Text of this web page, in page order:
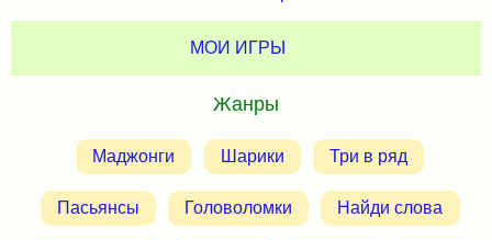
МОИ ИГРЫ
Жанры
Маджонги Шарики Три в ряд
Пасьянсы Головоломки Найди слова